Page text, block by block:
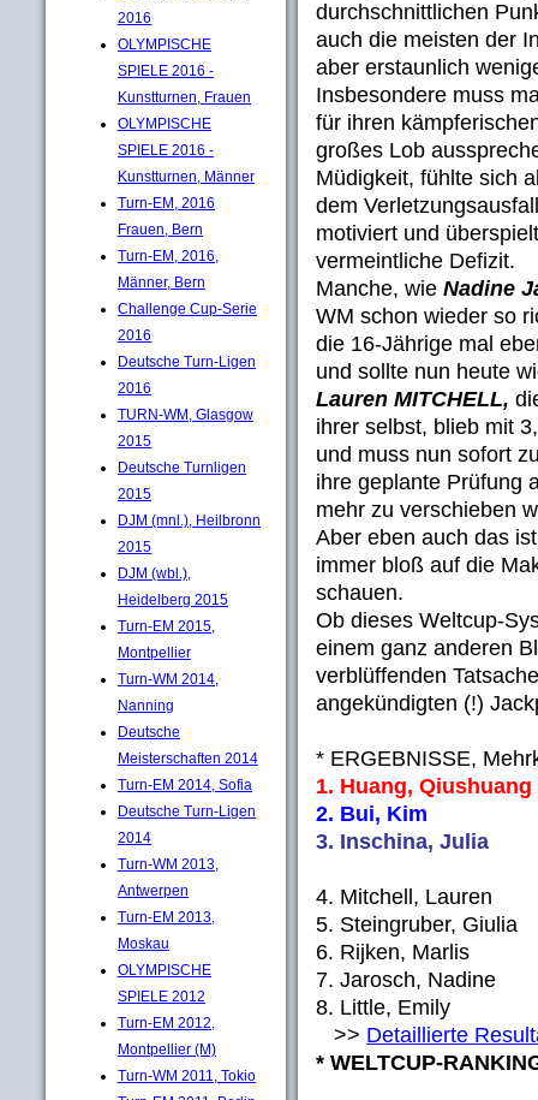
2016
OLYMPISCHE
SPIELE 2016 -
Kunstturnen, Frauen
OLYMPISCHE
SPIELE 2016 -
Kunstturnen, Männer
Turn-EM, 2016
Frauen, Bern
Turn-EM, 2016,
Männer, Bern
Challenge Cup-Serie
2016
Deutsche Turn-Ligen
2016
TURN-WM, Glasgow
2015
Deutsche Turnligen
2015
DJM (mnl.), Heilbronn
2015
DJM (wbl.),
Heidelberg 2015
Turn-EM 2015,
Montpellier
Turn-WM 2014,
Nanning
Deutsche
Meisterschaften 2014
Turn-EM 2014, Sofia
Deutsche Turn-Ligen
2014
Turn-WM 2013,
Antwerpen
Turn-EM 2013,
Moskau
OLYMPISCHE
SPIELE 2012
Turn-EM 2012,
Montpellier (M)
Turn-WM 2011, Tokio
durchschnittlichen
auch die meisten der
aber erstaunlich
Insbesondere muss
für ihren
großes Lob
Müdigkeit, fühlte sich
dem
motiviert und
vermeintliche Defizit.
Manche, wie Nadine
WM schon wieder so
die 16-Jährige mal
und sollte nun heute
Lauren MITCHELL,
ihrer selbst, blieb mit
und muss nun sofort
ihre geplante Prüfung
mehr zu verschieben
Aber eben auch das
immer bloß auf die
schauen.
Ob dieses Weltcup-
einem ganz anderen
verblüffenden
angekündigten (!)
* ERGEBNISSE,
1. Huang, Qiushuang
2. Bui, Kim
3. Inschina, Julia
4. Mitchell, Lauren
5. Steingruber,
6. Rijken, Marlis
7. Jarosch, Nadine
8. Little, Emily
>> Detaillierte
* WELTCUP-